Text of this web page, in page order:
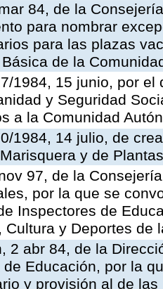
84, de la
para nombrar
para las plazas
de la
1984, 15 junio, por
y Seguridad
a la Comunidad
1984, 14 julio, de
y de
97, de la
por la que se
Inspectores de
Cultura y Deportes de
2 abr 84, de la
Educación, por la
y provisión al de